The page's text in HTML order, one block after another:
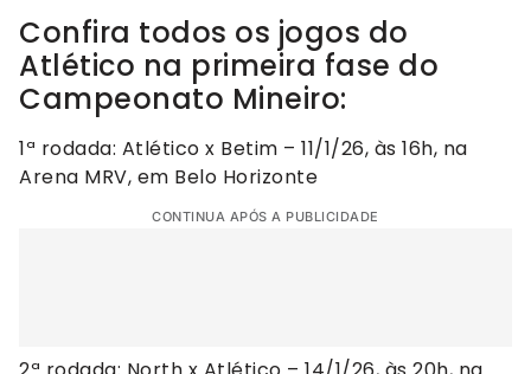
Confira todos os jogos do
Atlético na primeira fase do
Campeonato Mineiro:
1ª rodada: Atlético x Betim – 11/1/26, às 16h, na
Arena MRV, em Belo Horizonte
CONTINUA APÓS A PUBLICIDADE